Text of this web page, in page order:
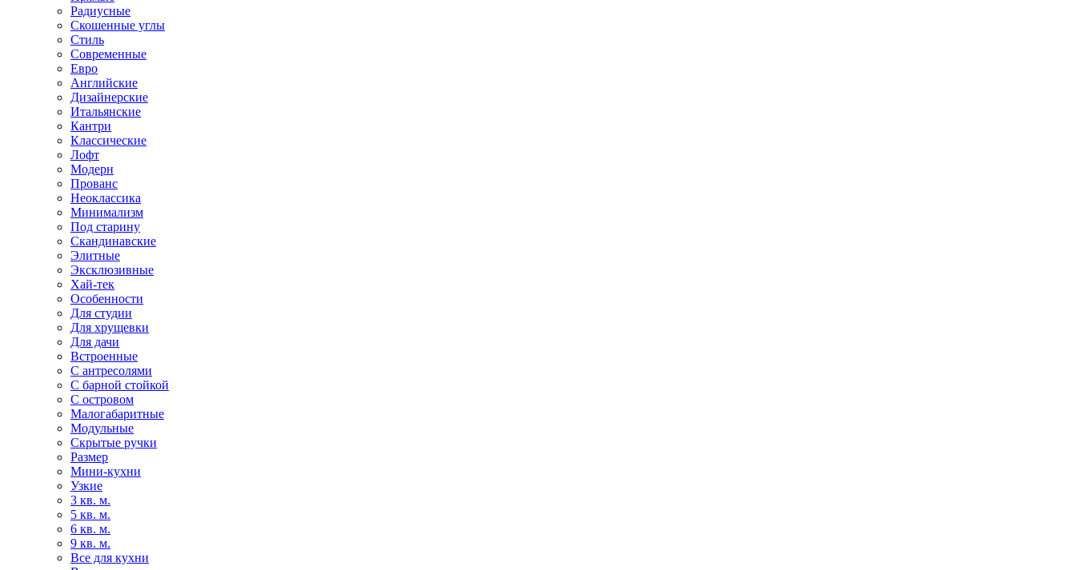
Радиусные
Скошенные углы
Стиль
Современные
Евро
Английские
Дизайнерские
Итальянские
Кантри
Классические
Лофт
Модерн
Прованс
Неоклассика
Минимализм
Под старину
Скандинавские
Элитные
Эксклюзивные
Хай-тек
Особенности
Для студии
Для хрущевки
Для дачи
Встроенные
С антресолями
С барной стойкой
С островом
Малогабаритные
Модульные
Скрытые ручки
Размер
Мини-кухни
Узкие
3 кв. м.
5 кв. м.
6 кв. м.
9 кв. м.
Все для кухни